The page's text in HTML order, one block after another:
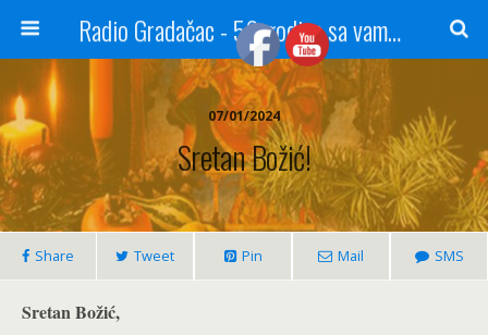
Radio Gradačac - 56 godina sa vama...
07/01/2024
Sretan Božić!
Share Tweet Pin Mail SMS
Sretan Božić,